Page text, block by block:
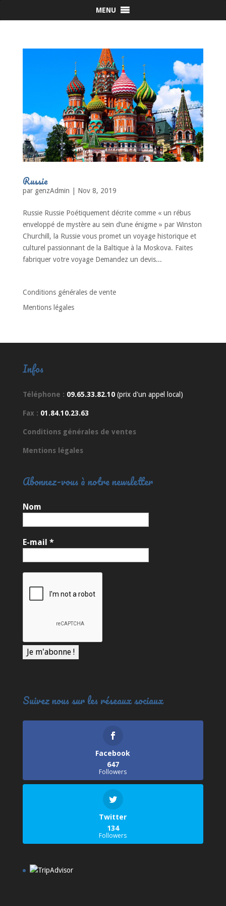
MENU
Russie
par genzAdmin Nov 8, 2019
Russie Russie Poétiquement décrite comme « un rébus
enveloppé de mystère au sein d’une énigme » par Winston
Churchill, la Russie vous promet un voyage historique et
culturel passionnant de la Baltique à la Moskova. Faites
fabriquer votre voyage Demandez un devis...
Conditions générales de vente
Mentions légales
Infos
Téléphone : 09.65.33.82.10(prix d'un appel local)
Fax : 01.84.10.23.63
Conditions générales de ventes
Mentions légales
Abonnez-vous à notre newsletter
Nom
E-mail *
Suivez nous sur les réseaux sociaux
Facebook
647
Followers
Twitter
134
Followers